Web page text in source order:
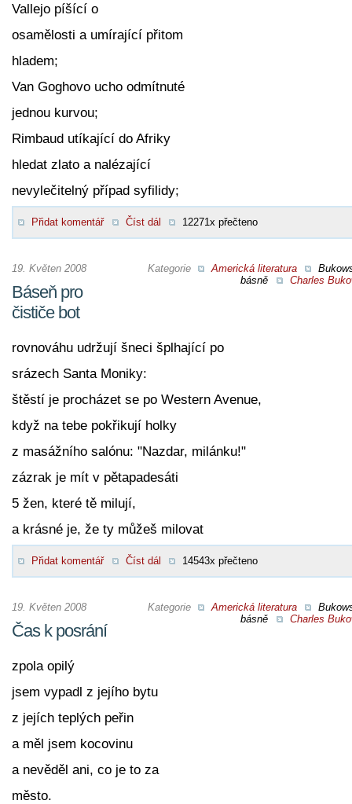
Vallejo píšící o
osamělosti a umírající přitom
hladem;
Van Goghovo ucho odmítnuté
jednou kurvou;
Rimbaud utíkající do Afriky
hledat zlato a nalézající
nevylečitelný případ syfilidy;
Přidat komentář Číst dál 12271x přečteno
Kategorie Americká literatura
básně
Charles
19. Květen 2008
Báseň pro
čističe bot
rovnováhu udržují šneci šplhající po
srázech Santa Moniky:
štěstí je procházet se po Western Avenue,
když na tebe pokřikují holky
z masážního salónu: "Nazdar, milánku!"
zázrak je mít v pětapadesáti
5 žen, které tě milují,
a krásné je, že ty můžeš milovat
Přidat komentář Číst dál 14543x přečteno
Kategorie Americká literatura
básně
Charles
19. Květen 2008
Čas k posrání
zpola opilý
jsem vypadl z jejího bytu
z jejích teplých peřin
a měl jsem kocovinu
a nevěděl ani, co je to za
město.